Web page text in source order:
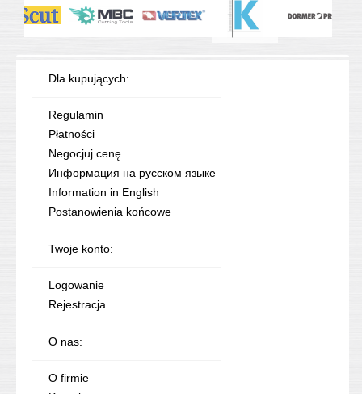
Dla kupujących:
Regulamin
Płatności
Negocjuj cenę
Информация на русском языке
Information in English
Postanowienia końcowe
Twoje konto:
Logowanie
Rejestracja
O nas:
O firmie